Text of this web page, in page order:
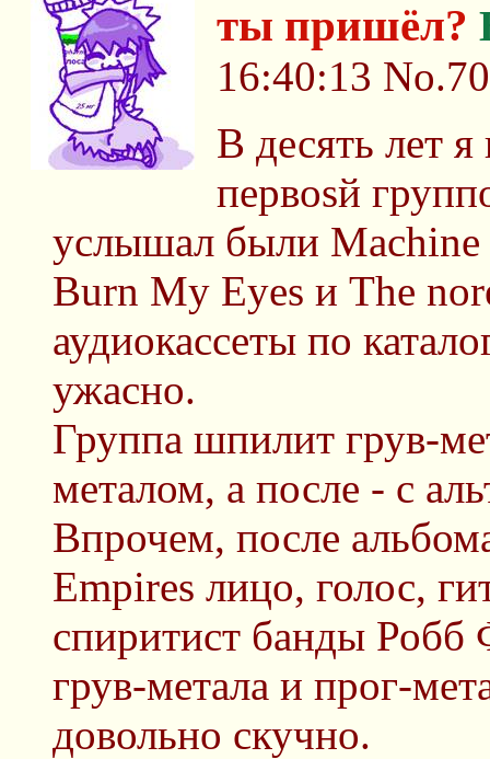
ты пришёл?
16:40:13
В десять лет
первоsй
услышал были
Burn My Eyes и The
аудиокассеты по
ужасно.
Группа шпилит грув-
металом, а после - с
Впрочем, после
Empires лицо, голос,
спиритист банды Робб
грув-метала и прог-
довольно скучно.